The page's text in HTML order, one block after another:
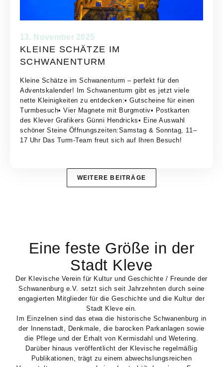
13. November 2025
KLEINE SCHÄTZE IM
SCHWANENTURM
Kleine Schätze im Schwanenturm – perfekt für den
Adventskalender! Im Schwanenturm gibt es jetzt viele
nette Kleinigkeiten zu entdecken:• Gutscheine für einen
Turmbesuch• Vier Magnete mit Burgmotiv• Postkarten
des Klever Grafikers Günni Hendricks• Eine Auswahl
schöner Steine Öffnungszeiten:Samstag & Sonntag, 11–
17 Uhr Das Turm-Team freut sich auf Ihren Besuch!
WEITERE BEITRÄGE
Eine feste Größe in der
Stadt Kleve
Der Klevische Verein für Kultur und Geschichte / Freunde der
Schwanenburg e.V. setzt sich seit Jahrzehnten durch seine
engagierten Mitglieder für die Geschichte und die Kultur der
Stadt Kleve ein.
Im Einzelnen sind das etwa die historische Schwanenburg in
der Innenstadt, Denkmale, die barocken Parkanlagen sowie
die Pflege und der Erhalt von Kermisdahl und Wetering.
Darüber hinaus veröffentlicht der Klevische regelmäßig
Publikationen, trägt zu einem abwechslungsreichen